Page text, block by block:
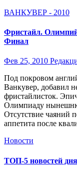
ВАНКУВЕР - 2010
Фристайл.
Финал
Фев 25, 2010
Под покровом
Ванкувер, добавил
фристайлисток.
Олимпиаду
Отсутствие чаяний
аппетита после
Новости
ТОП-5 новостей